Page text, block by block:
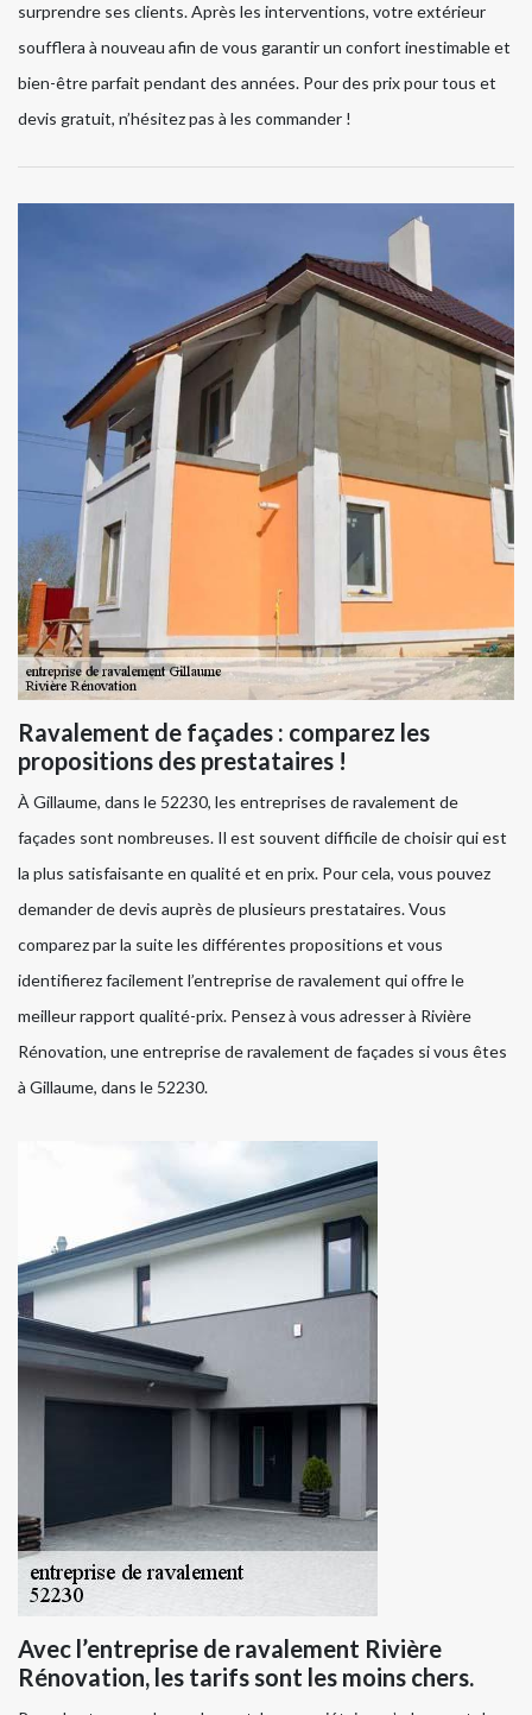
surprendre ses clients. Après les interventions, votre extérieur
soufflera à nouveau afin de vous garantir un confort inestimable et
bien-être parfait pendant des années. Pour des prix pour tous et
devis gratuit, n’hésitez pas à les commander !
Ravalement de façades : comparez les
propositions des prestataires !
À Gillaume, dans le 52230, les entreprises de ravalement de
façades sont nombreuses. Il est souvent difficile de choisir qui est
la plus satisfaisante en qualité et en prix. Pour cela, vous pouvez
demander de devis auprès de plusieurs prestataires. Vous
comparez par la suite les différentes propositions et vous
identifierez facilement l’entreprise de ravalement qui offre le
meilleur rapport qualité-prix. Pensez à vous adresser à Rivière
Rénovation, une entreprise de ravalement de façades si vous êtes
à Gillaume, dans le 52230.
Avec l’entreprise de ravalement Rivière
Rénovation, les tarifs sont les moins chers.